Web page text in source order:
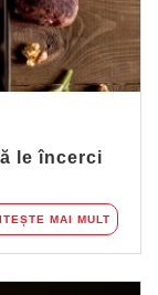
le încerci
MAI MULT